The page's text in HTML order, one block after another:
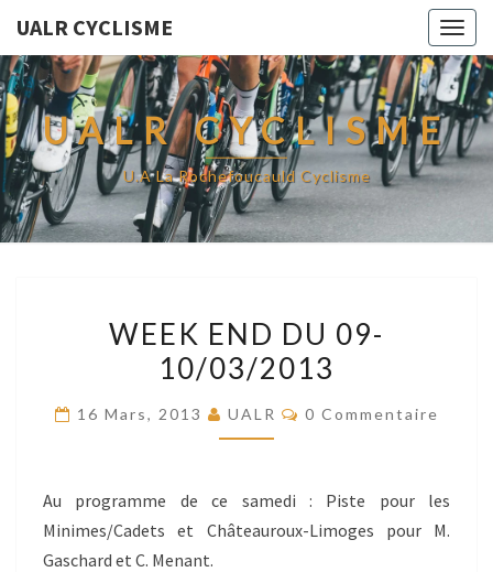
UALR CYCLISME
UALR CYCLISME
U.A La Rochefoucauld Cyclisme
END
DU
10/03/2013
WEEK END DU 09-
10/03/2013
16 Mars, 2013 UALR Commentaires
0 Commentaire
Au programme de ce samedi : Piste pour les
Minimes/Cadets et Châteauroux-Limoges pour M.
Gaschard et C. Menant.